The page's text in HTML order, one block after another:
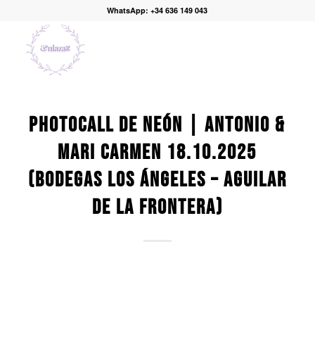
WhatsApp: +34 636 149 043
PHOTOCALL DE NEÓN | ANTONIO &
MARI CARMEN 18.10.2025
(BODEGAS LOS ÁNGELES – AGUILAR
DE LA FRONTERA)